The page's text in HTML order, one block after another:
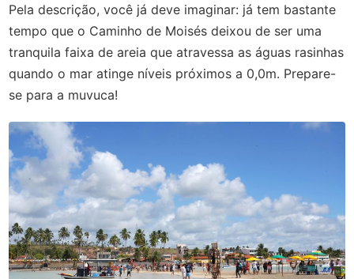
Pela descrição, você já deve imaginar: já tem bastante
tempo que o Caminho de Moisés deixou de ser uma
tranquila faixa de areia que atravessa as águas rasinhas
quando o mar atinge níveis próximos a 0,0m. Prepare-
se para a muvuca!